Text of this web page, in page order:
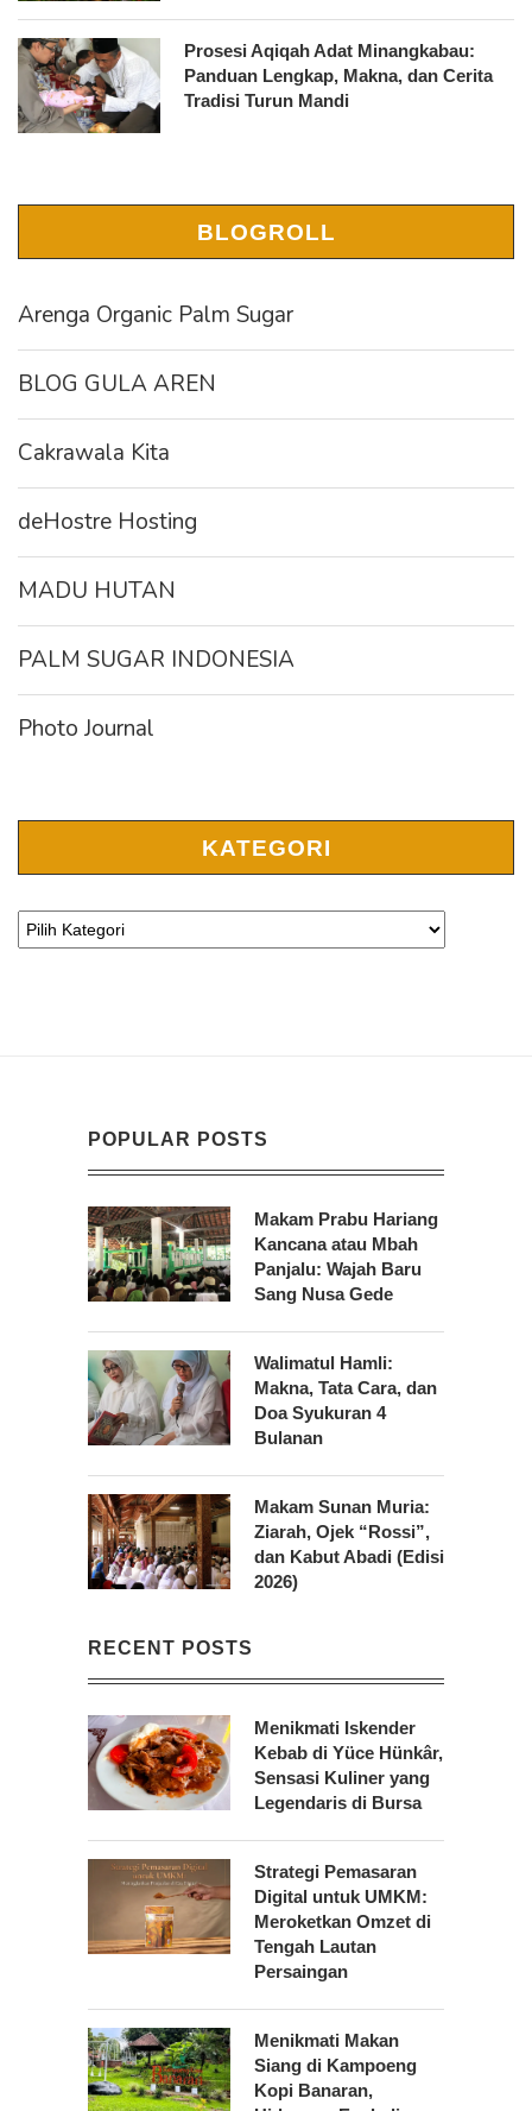
Prosesi Aqiqah Adat Minangkabau:
Panduan Lengkap, Makna, dan Cerita
Tradisi Turun Mandi
BLOGROLL
Arenga Organic Palm Sugar
BLOG GULA AREN
Cakrawala Kita
deHostre Hosting
MADU HUTAN
PALM SUGAR INDONESIA
Photo Journal
KATEGORI
POPULAR POSTS
Makam Prabu Hariang
Kancana atau Mbah
Panjalu: Wajah Baru
Sang Nusa Gede
Walimatul Hamli:
Makna, Tata Cara, dan
Doa Syukuran 4
Bulanan
Makam Sunan Muria:
Ziarah, Ojek “Rossi”,
dan Kabut Abadi (Edisi
2026)
RECENT POSTS
Menikmati Iskender
Kebab di Yüce Hünkâr,
Sensasi Kuliner yang
Legendaris di Bursa
Strategi Pemasaran
Digital untuk UMKM:
Meroketkan Omzet di
Tengah Lautan
Persaingan
Menikmati Makan
Siang di Kampoeng
Kopi Banaran,